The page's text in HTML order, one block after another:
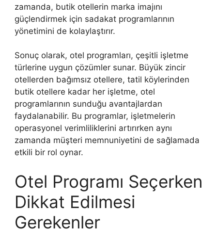
zamanda, butik otellerin marka imajını
güçlendirmek için sadakat programlarının
yönetimini de kolaylaştırır.
Sonuç olarak, otel programları, çeşitli işletme
türlerine uygun çözümler sunar. Büyük zincir
otellerden bağımsız otellere, tatil köylerinden
butik otellere kadar her işletme, otel
programlarının sunduğu avantajlardan
faydalanabilir. Bu programlar, işletmelerin
operasyonel verimliliklerini artırırken aynı
zamanda müşteri memnuniyetini de sağlamada
etkili bir rol oynar.
Otel Programı Seçerken
Dikkat Edilmesi
Gerekenler